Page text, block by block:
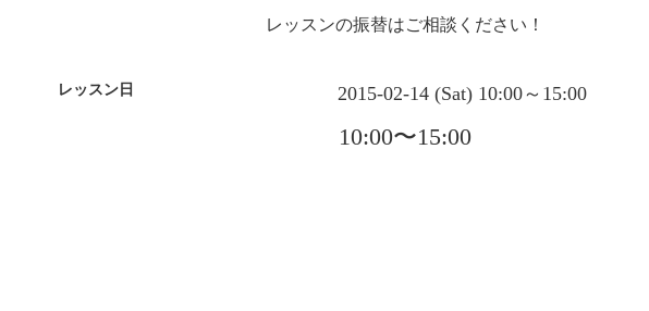
レッスンの振替はご相談ください！
レッスン日 2015-02-14 (Sat) 10:00～15:00
10:00〜15:00